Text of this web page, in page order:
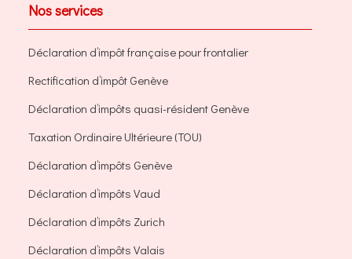
Nos services
Déclaration d’impôt française pour frontalier
Rectification d’impôt Genève
Déclaration d’impôts quasi-résident Genève
Taxation Ordinaire Ultérieure (TOU)
Déclaration d’impôts Genève
Déclaration d’impôts Vaud
Déclaration d’impôts Zurich
Déclaration d’impôts Valais